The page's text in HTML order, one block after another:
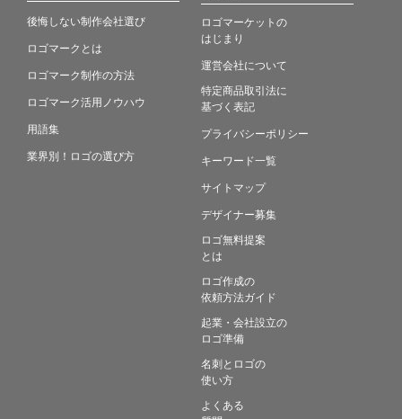
後悔しない制作会社選び
ロゴマークとは
ロゴマーク制作の方法
ロゴマーク活用ノウハウ
用語集
業界別！ロゴの選び方
ロゴマーケットの
はじまり
運営会社について
特定商品取引法に
基づく表記
プライバシーポリシー
キーワード一覧
サイトマップ
デザイナー募集
ロゴ無料提案
とは
ロゴ作成の
依頼方法ガイド
起業・会社設立の
ロゴ準備
名刺とロゴの
使い方
よくある